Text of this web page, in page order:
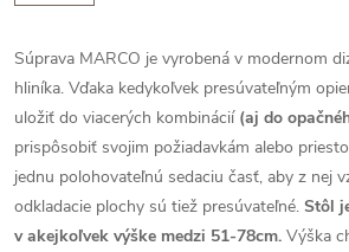
Súprava MARCO je vyrobená v modernom
hliníka. Vďaka kedykoľvek presúvateľným
uložiť do viacerých kombinácií (aj do
prispôsobiť svojim požiadavkám alebo
jednu polohovateľnú sedaciu časť, aby z nej
odkladacie plochy sú tiež presúvateľné. Stôl
v akejkoľvek výške medzi 51-78cm. Výška